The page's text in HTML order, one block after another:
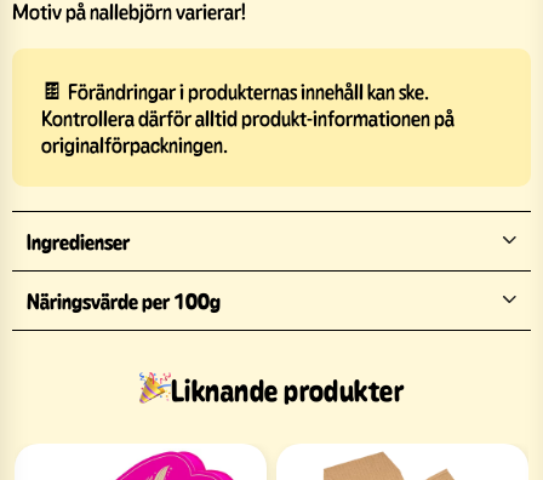
Motiv på nallebjörn varierar!
🍫 Förändringar i produkternas innehåll kan ske.
Kontrollera därför alltid produkt-informationen på
originalförpackningen.
Ingredienser
Näringsvärde per 100g
Liknande produkter